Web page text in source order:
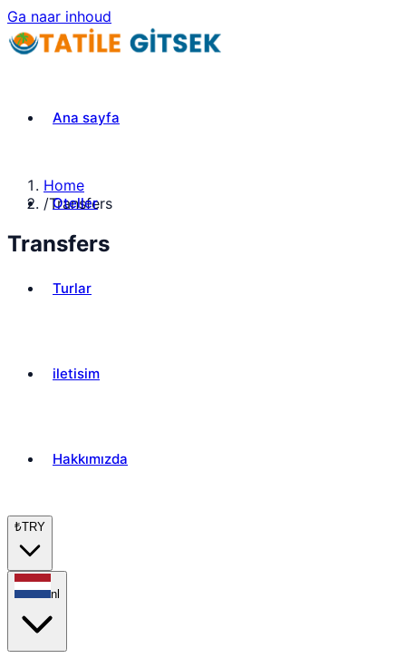
Ga naar inhoud
Ana sayfa
Oteller
Turlar
iletisim
Hakkımızda
₺TRY
nl
Home
/Transfers
Transfers